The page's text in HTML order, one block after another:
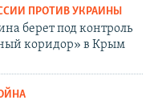
ПРОТИВ УКРАИНЫ
берет под контроль
коридор» в Крым